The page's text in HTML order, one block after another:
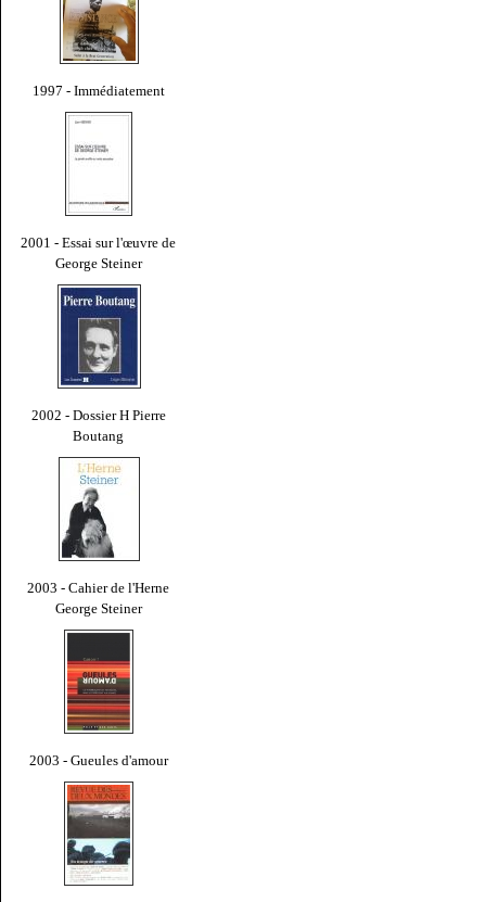
1997 - Immédiatement
2001 - Essai sur l'œuvre de
George Steiner
2002 - Dossier H Pierre
Boutang
2003 - Cahier de l'Herne
George Steiner
2003 - Gueules d'amour